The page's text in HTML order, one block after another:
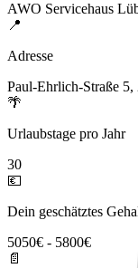
AWO Servicehaus
📍
Adresse
Paul-Ehrlich-Straße 5,
🌴
Urlaubstage pro Jahr
30
💶
Dein geschätztes
5050€ - 5800€
📄